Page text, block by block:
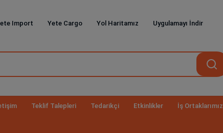
Import Yete Cargo Yol Haritamız Uygulamayı İndir
Teklif Talepleri Tedarikçi Etkinlikler İş Ortaklarımız